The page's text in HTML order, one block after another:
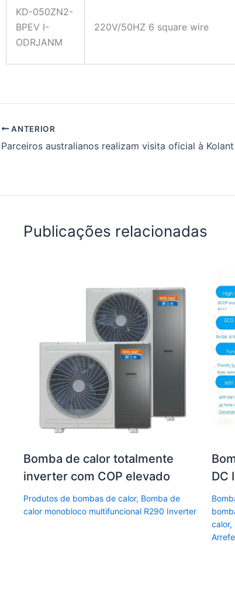
KD-050ZN2-
BPEV I-
ODRJANM
220V/50HZ 6 square wire
ANTERIOR
Parceiros australianos realizam visita oficial à Kolant
Publicações relacionadas
Bomba de calor totalmente
inverter com COP elevado
Produtos de bombas de calor, Bomba de
calor monobloco multifuncional R290 Inverter
DC
calor,